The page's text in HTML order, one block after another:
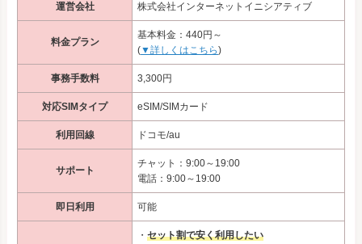
運営会社 株式会社インターネットイニシアティブ
料金プラン
基本料金：440円～
(▼詳しくはこちら)
事務手数料 3,300円
対応SIMタイプ eSIM/SIMカード
利用回線 ドコモ/au
サポート
チャット：9:00～19:00
電話：9:00～19:00
即日利用 可能
・ セット割で安く利用したい